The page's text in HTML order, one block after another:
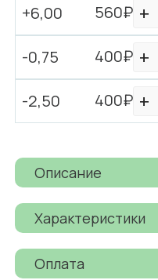
+6,00 560₽
-0,75 400₽
-2,50 400₽
Описание
Характеристики
Оплата